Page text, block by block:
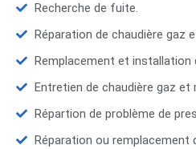
Recherche de fuite.
Réparation de chaudière gaz
Remplacement et
Entretien de chaudière gaz et
Répartion de problème de
Réparation ou remplacement